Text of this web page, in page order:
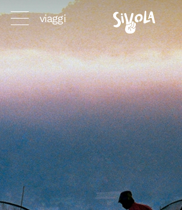
viaggi